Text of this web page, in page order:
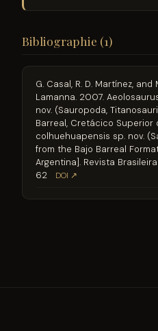
Bibliographie (1)
G. Casal, R. D. Martínez, and
Lamanna. 2007.
nov. (Sauropoda,
Barreal, Cretácico Superior
colhuehuapensis sp. nov.
from the Bajo Barreal
Argentina]. Revista
62
DOI ↗